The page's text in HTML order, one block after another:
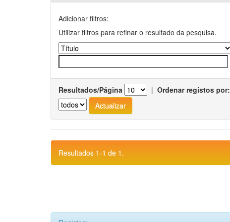
Adicionar filtros:
Utilizar filtros para refinar o resultado da pesquisa.
Resultados/Página | Ordenar registos por:
Resultados 1-1 de 1.